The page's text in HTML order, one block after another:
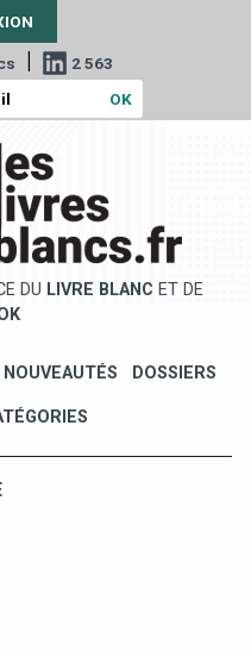
| 2 563
DU LIVRE BLANC ET DE
NOUVEAUTÉS DOSSIERS